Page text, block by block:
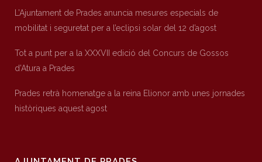
L’Ajuntament de Prades anuncia mesures especials de
mobilitat i seguretat per a l’eclipsi solar del 12 d’agost
Tot a punt per a la XXXVII edició del Concurs de Gossos
d’Atura a Prades
Prades retrà homenatge a la reina Elionor amb unes jornades
històriques aquest agost